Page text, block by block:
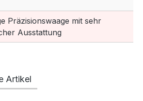
Präzisionswaage mit sehr
Ausstattung
Artikel